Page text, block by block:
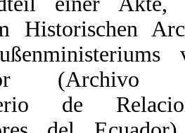
Historischen
(Archivo
de